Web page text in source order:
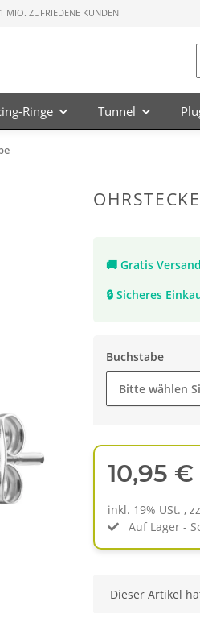
MIO. ZUFRIEDENE KUNDEN
Ringe Tunnel
🚚 Gratis
🔒 Sicheres
Buchstabe
Bitte wählen
10,95 €
inkl. 19% USt. ,
Auf Lager -
x
Dieser Artikel